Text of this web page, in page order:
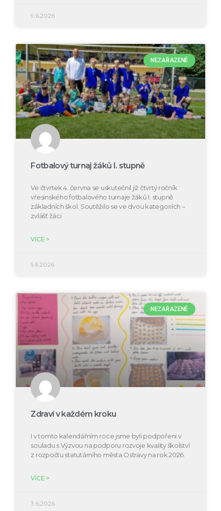
9.6.2026
NEZAŘAZENÉ
Fotbalový turnaj žáků I. stupně
Ve čtvrtek 4. června se uskutečnil již čtvrtý ročník
vřesinského fotbalového turnaje žáků I. stupně
základních škol. Soutěžilo se ve dvou kategoriích –
zvlášť žáci
VÍCE >
5.6.2026
NEZAŘAZENÉ
Zdraví v každém kroku
I v tomto kalendářním roce jsme byli podpořeni v
souladu s Výzvou na podporu rozvoje kvality školství
z rozpočtu statutárního města Ostravy na rok 2026.
VÍCE >
3.6.2026